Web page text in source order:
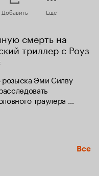
Добавить Еще
смерть на
триллер с Роуз
Эми Силву
траулера
подводной лодки.
событиями есть
Все